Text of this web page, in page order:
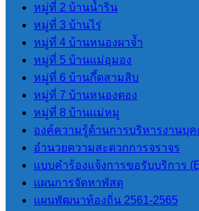
หมู่ที่ 2 บ้านน้ำริน
หมู่ที่ 3 บ้านไร่
หมู่ที่ 4 บ้านหนองผาจ้ำ
หมู่ที่ 5 บ้านแม่อุมอง
หมู่ที่ 6 บ้านกึ้ดสามสิบ
หมู่ที่ 7 บ้านหนองตอง
หมู่ที่ 8 บ้านแม่หมู
องค์ความรู้ด้านการบริหารงานบุ
อำนวยความสะดวกการจราจร
แบบคำร้องแจ้งการขอรับบริการ
แผนการจัดหาพัสดุ
แผนพัฒนาท้องถิ่น 2561-2565
แผนยุทธศาสตร์การพัฒนา
แผนพัฒนาบุคลากร 3 ปี(2564-
แผนอัตรากําลัง 3 ปี (2564-2566)
ข้อบัญญัติงบประมาณรายจ่ายประจ
แผนการดําเนินการ
แผนการจัดหาพัสดุ
กฏหมายและพระราช
บัญญัติ
ระเบียบข้อกฏหมายที่เกี่ยวข้อง